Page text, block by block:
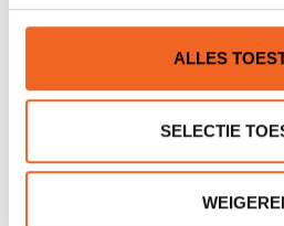
ALLES
SELECTIE
REPARATIESET